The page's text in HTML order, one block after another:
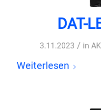
DAT-
3.11.2023 / in
Weiterlesen